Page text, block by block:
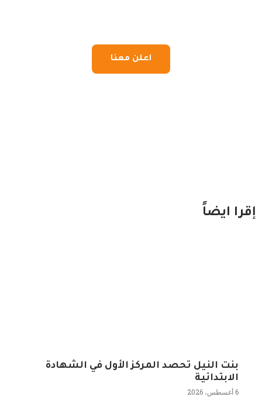
اعلن معنا
إقرا ايضاً
بنت النيل تحصد المركز الأول في الشهادة
الابتدائية
6 أغسطس، 2026